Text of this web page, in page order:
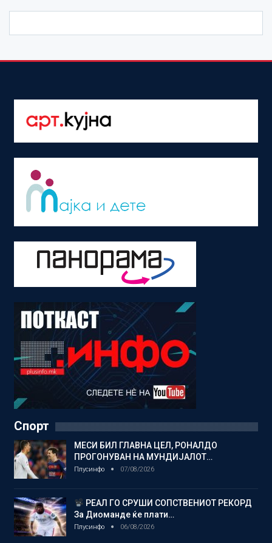
Спорт
МЕСИ БИЛ ГЛАВНА ЦЕЛ, РОНАЛДО
ПРОГОНУВАН НА МУНДИЈАЛОТ…
Плусинфо 07/08/2026
РЕАЛ ГО СРУШИ СОПСТВЕНИОТ РЕКОРД
За Диоманде ќе плати…
Плусинфо 06/08/2026